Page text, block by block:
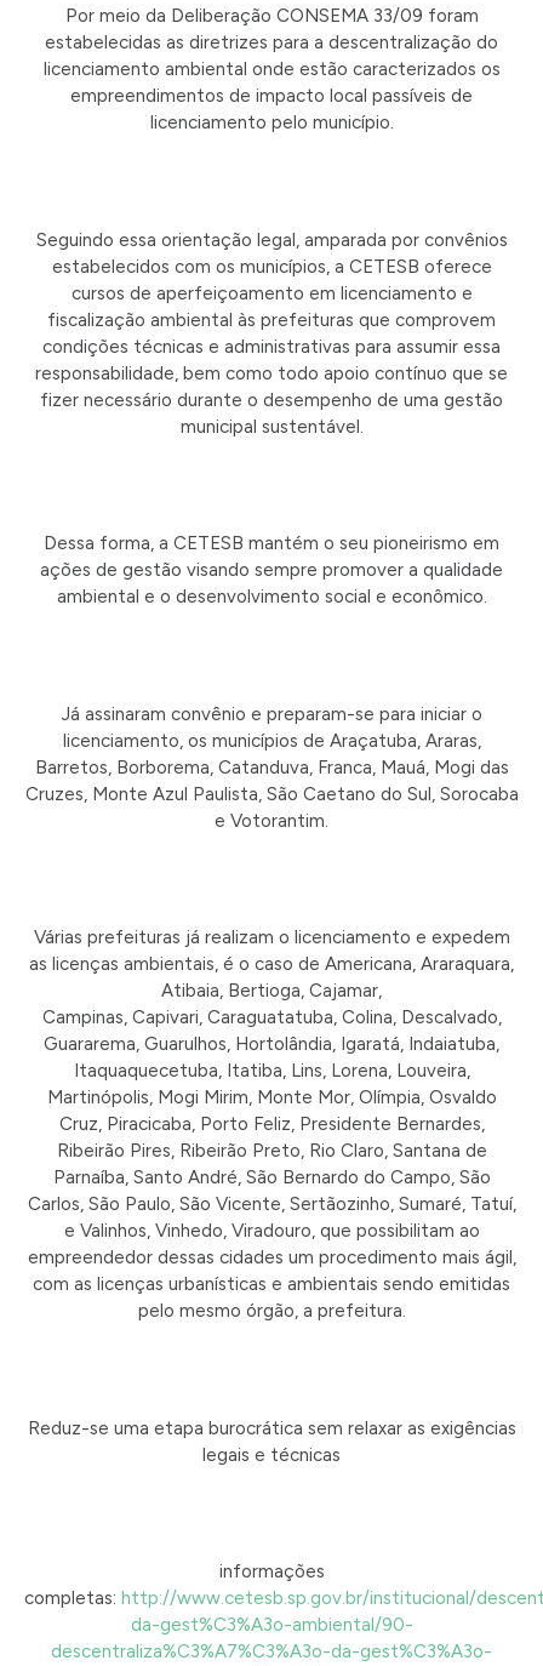
Por meio da Deliberação CONSEMA 33/09 foram
estabelecidas as diretrizes para a descentralização do
licenciamento ambiental onde estão caracterizados os
empreendimentos de impacto local passíveis de
licenciamento pelo município.
Seguindo essa orientação legal, amparada por convênios
estabelecidos com os municípios, a CETESB oferece
cursos de aperfeiçoamento em licenciamento e
fiscalização ambiental às prefeituras que comprovem
condições técnicas e administrativas para assumir essa
responsabilidade, bem como todo apoio contínuo que se
fizer necessário durante o desempenho de uma gestão
municipal sustentável.
Dessa forma, a CETESB mantém o seu pioneirismo em
ações de gestão visando sempre promover a qualidade
ambiental e o desenvolvimento social e econômico.
Já assinaram convênio e preparam-se para iniciar o
licenciamento, os municípios de Araçatuba, Araras,
Barretos, Borborema, Catanduva, Franca, Mauá, Mogi das
Cruzes, Monte Azul Paulista, São Caetano do Sul, Sorocaba
e Votorantim.
Várias prefeituras já realizam o licenciamento e expedem
as licenças ambientais, é o caso de Americana, Araraquara,
Atibaia, Bertioga, Cajamar,
Campinas, Capivari, Caraguatatuba, Colina, Descalvado,
Guararema, Guarulhos, Hortolândia, Igaratá, Indaiatuba,
Itaquaquecetuba, Itatiba, Lins, Lorena, Louveira,
Martinópolis, Mogi Mirim, Monte Mor, Olímpia, Osvaldo
Cruz, Piracicaba, Porto Feliz, Presidente Bernardes,
Ribeirão Pires, Ribeirão Preto, Rio Claro, Santana de
Parnaíba, Santo André, São Bernardo do Campo, São
Carlos, São Paulo, São Vicente, Sertãozinho, Sumaré, Tatuí,
e Valinhos, Vinhedo, Viradouro, que possibilitam ao
empreendedor dessas cidades um procedimento mais ágil,
com as licenças urbanísticas e ambientais sendo emitidas
pelo mesmo órgão, a prefeitura.
Reduz-se uma etapa burocrática sem relaxar as exigências
legais e técnicas
informações
completas: http://www.cetesb.sp.gov.br/institucional/
da-gest%C3%A3o-ambiental/90-
descentraliza%C3%A7%C3%A3o-da-gest%C3%A3o-